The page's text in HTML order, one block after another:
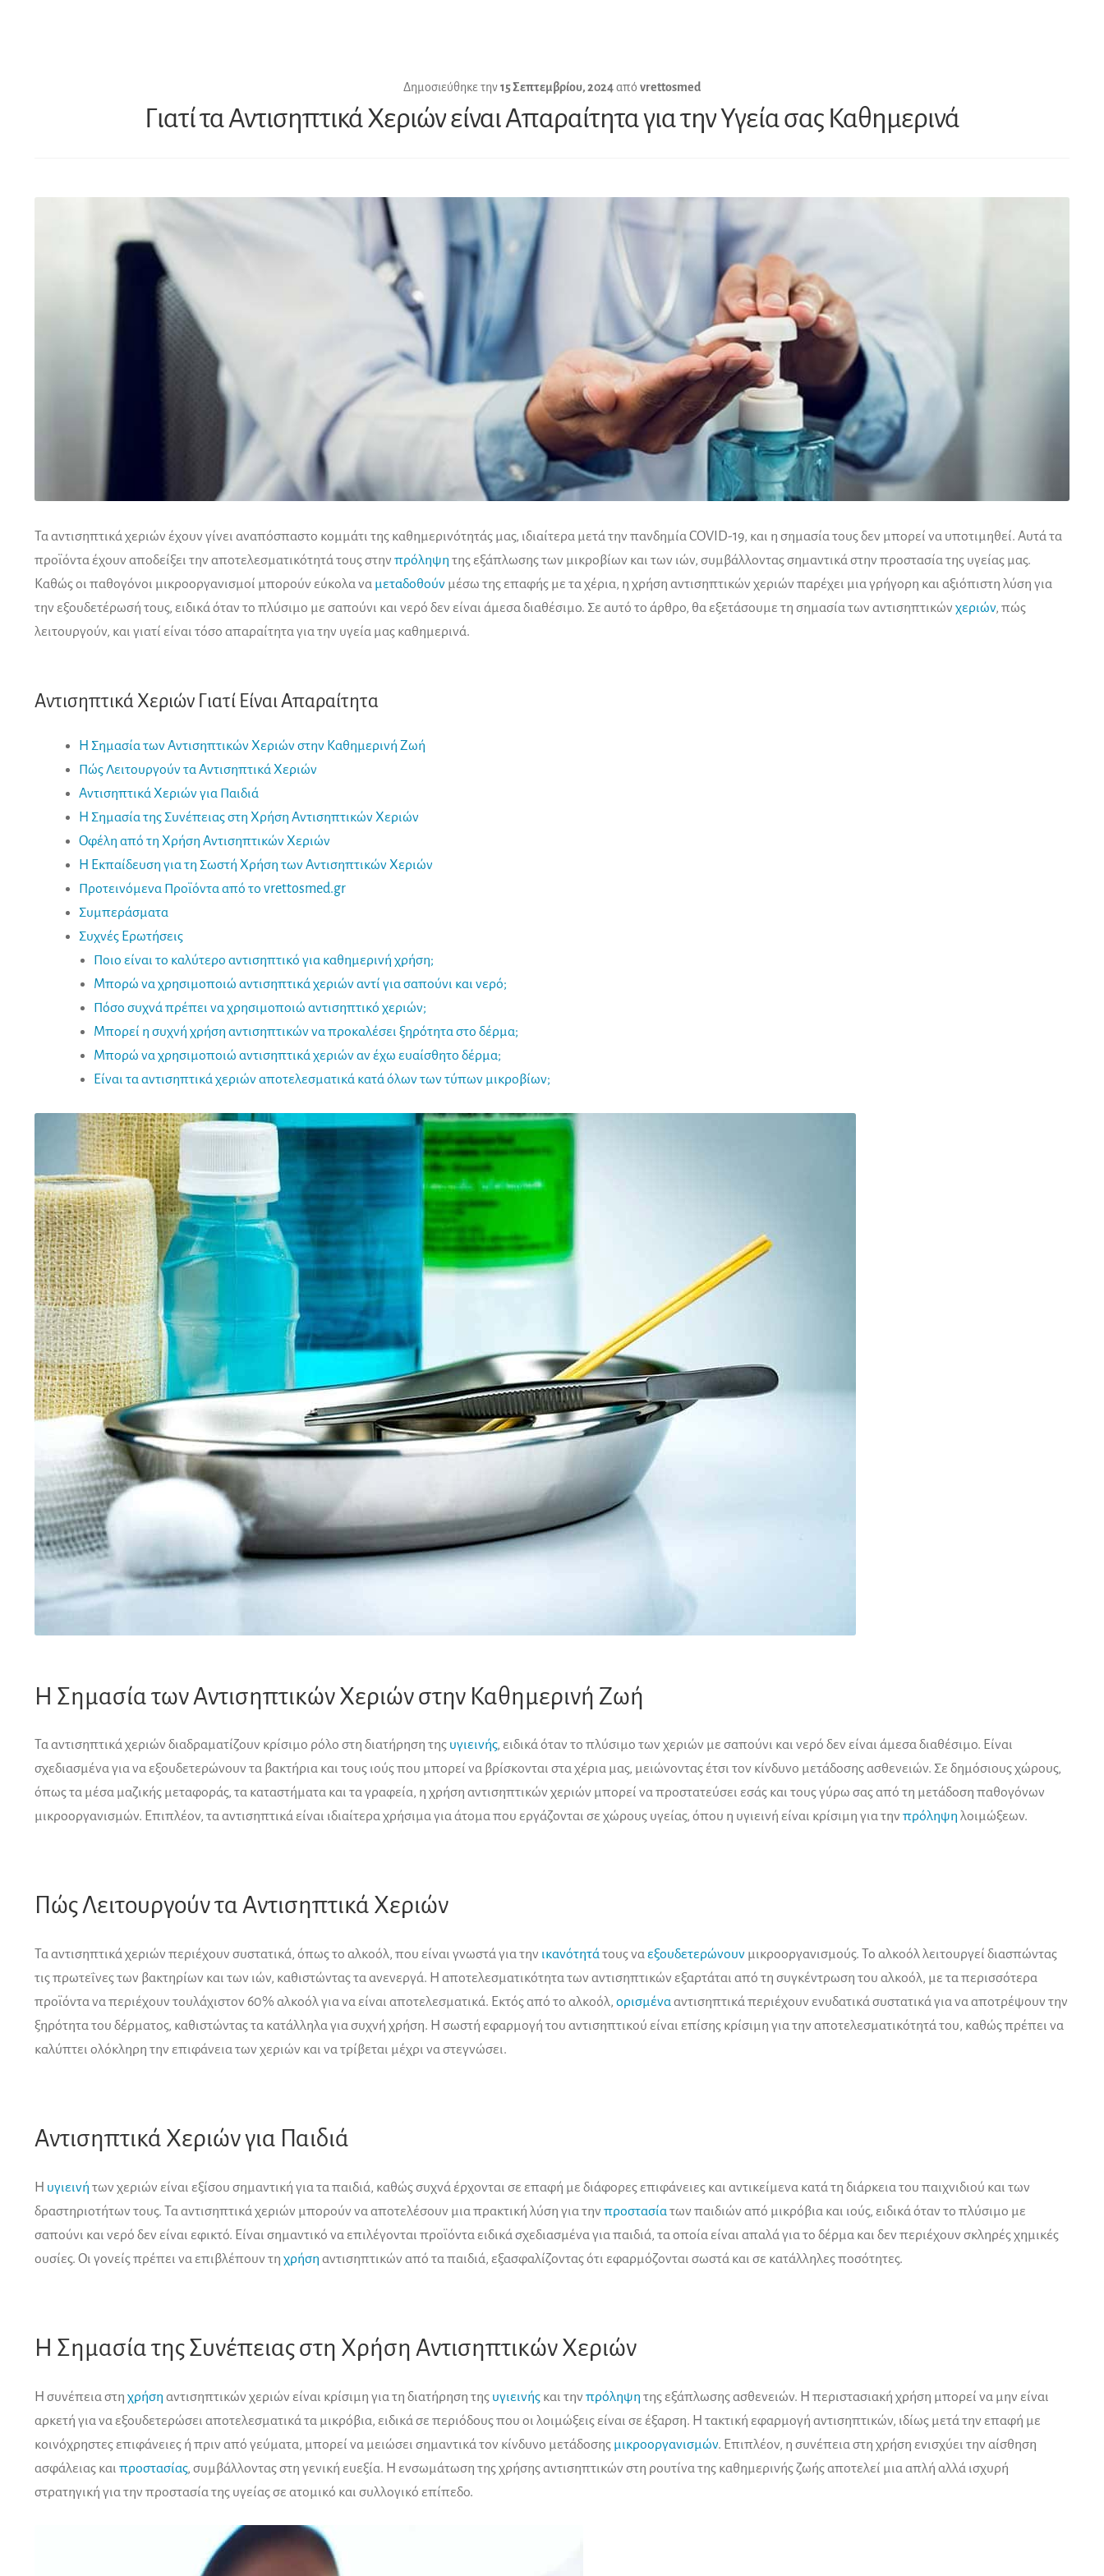
Δημοσιεύθηκε την15 Σεπτεμβρίου, 2024από vrettosmed
Γιατί τα Αντισηπτικά Χεριών είναι Απαραίτητα για την Υγεία σας Καθημερινά
Τα αντισηπτικά χεριών έχουν γίνει αναπόσπαστο κομμάτι της καθημερινότητάς μας, ιδιαίτερα μετά την πανδημία COVID-19, και η σημασία τους δεν μπορεί να υποτιμηθεί. Αυτά τα
προϊόντα έχουν αποδείξει την αποτελεσματικότητά τους στην πρόληψη της εξάπλωσης των μικροβίων και των ιών, συμβάλλοντας σημαντικά στην προστασία της υγείας μας.
Καθώς οι παθογόνοι μικροοργανισμοί μπορούν εύκολα να μεταδοθούν μέσω της επαφής με τα χέρια, η χρήση αντισηπτικών χεριών παρέχει μια γρήγορη και αξιόπιστη λύση για
την εξουδετέρωσή τους, ειδικά όταν το πλύσιμο με σαπούνι και νερό δεν είναι άμεσα διαθέσιμο. Σε αυτό το άρθρο, θα εξετάσουμε τη σημασία των αντισηπτικών χεριών, πώς
λειτουργούν, και γιατί είναι τόσο απαραίτητα για την υγεία μας καθημερινά.
Αντισηπτικά Χεριών Γιατί Είναι Απαραίτητα
Η Σημασία των Αντισηπτικών Χεριών στην Καθημερινή Ζωή
Πώς Λειτουργούν τα Αντισηπτικά Χεριών
Αντισηπτικά Χεριών για Παιδιά
Η Σημασία της Συνέπειας στη Χρήση Αντισηπτικών Χεριών
Οφέλη από τη Χρήση Αντισηπτικών Χεριών
Η Εκπαίδευση για τη Σωστή Χρήση των Αντισηπτικών Χεριών
Προτεινόμενα Προϊόντα από το vrettosmed.gr
Συμπεράσματα
Συχνές Ερωτήσεις
Ποιο είναι το καλύτερο αντισηπτικό για καθημερινή χρήση;
Μπορώ να χρησιμοποιώ αντισηπτικά χεριών αντί για σαπούνι και νερό;
Πόσο συχνά πρέπει να χρησιμοποιώ αντισηπτικό χεριών;
Μπορεί η συχνή χρήση αντισηπτικών να προκαλέσει ξηρότητα στο δέρμα;
Μπορώ να χρησιμοποιώ αντισηπτικά χεριών αν έχω ευαίσθητο δέρμα;
Είναι τα αντισηπτικά χεριών αποτελεσματικά κατά όλων των τύπων μικροβίων;
Η Σημασία των Αντισηπτικών Χεριών στην Καθημερινή Ζωή
Τα αντισηπτικά χεριών διαδραματίζουν κρίσιμο ρόλο στη διατήρηση της υγιεινής, ειδικά όταν το πλύσιμο των χεριών με σαπούνι και νερό δεν είναι άμεσα διαθέσιμο. Είναι
σχεδιασμένα για να εξουδετερώνουν τα βακτήρια και τους ιούς που μπορεί να βρίσκονται στα χέρια μας, μειώνοντας έτσι τον κίνδυνο μετάδοσης ασθενειών. Σε δημόσιους χώρους,
όπως τα μέσα μαζικής μεταφοράς, τα καταστήματα και τα γραφεία, η χρήση αντισηπτικών χεριών μπορεί να προστατεύσει εσάς και τους γύρω σας από τη μετάδοση παθογόνων
μικροοργανισμών. Επιπλέον, τα αντισηπτικά είναι ιδιαίτερα χρήσιμα για άτομα που εργάζονται σε χώρους υγείας, όπου η υγιεινή είναι κρίσιμη για την πρόληψη λοιμώξεων.
Πώς Λειτουργούν τα Αντισηπτικά Χεριών
Τα αντισηπτικά χεριών περιέχουν συστατικά, όπως το αλκοόλ, που είναι γνωστά για την ικανότητάτους ναεξουδετερώνουν μικροοργανισμούς. Το αλκοόλ λειτουργεί διασπώντας
τις πρωτεΐνες των βακτηρίων και των ιών, καθιστώντας τα ανενεργά. Η αποτελεσματικότητα των αντισηπτικών εξαρτάται από τη συγκέντρωση του αλκοόλ, με τα περισσότερα
προϊόντα να περιέχουν τουλάχιστον 60% αλκοόλ για να είναι αποτελεσματικά. Εκτός από το αλκοόλ, ορισμένααντισηπτικά περιέχουν ενυδατικά συστατικά για να αποτρέψουν την
ξηρότητα του δέρματος, καθιστώντας τα κατάλληλα για συχνή χρήση. Η σωστή εφαρμογή του αντισηπτικού είναι επίσης κρίσιμη για την αποτελεσματικότητά του, καθώς πρέπει να
καλύπτει ολόκληρη την επιφάνεια των χεριών και να τρίβεται μέχρι να στεγνώσει.
Αντισηπτικά Χεριών για Παιδιά
Η υγιεινή των χεριών είναι εξίσου σημαντική για τα παιδιά, καθώς συχνά έρχονται σε επαφή με διάφορες επιφάνειες και αντικείμενα κατά τη διάρκεια του παιχνιδιού και των
δραστηριοτήτων τους. Τα αντισηπτικά χεριών μπορούν να αποτελέσουν μια πρακτική λύση για την προστασίατων παιδιών από μικρόβια και ιούς, ειδικά όταν το πλύσιμο με
σαπούνι και νερό δεν είναι εφικτό. Είναι σημαντικό να επιλέγονται προϊόντα ειδικά σχεδιασμένα για παιδιά, τα οποία είναι απαλά για το δέρμα και δεν περιέχουν σκληρές χημικές
ουσίες. Οι γονείς πρέπει να επιβλέπουν τη χρήση αντισηπτικών από τα παιδιά, εξασφαλίζοντας ότι εφαρμόζονται σωστά και σε κατάλληλες ποσότητες.
Η Σημασία της Συνέπειας στη Χρήση Αντισηπτικών Χεριών
Η συνέπεια στη χρήση αντισηπτικών χεριών είναι κρίσιμη για τη διατήρηση της υγιεινής και την πρόληψη της εξάπλωσης ασθενειών. Η περιστασιακή χρήση μπορεί να μην είναι
αρκετή για να εξουδετερώσει αποτελεσματικά τα μικρόβια, ειδικά σε περιόδους που οι λοιμώξεις είναι σε έξαρση. Η τακτική εφαρμογή αντισηπτικών, ιδίως μετά την επαφή με
κοινόχρηστες επιφάνειες ή πριν από γεύματα, μπορεί να μειώσει σημαντικά τον κίνδυνο μετάδοσης μικροοργανισμών. Επιπλέον, η συνέπεια στη χρήση ενισχύει την αίσθηση
ασφάλειας και προστασίας, συμβάλλοντας στη γενική ευεξία. Η ενσωμάτωση της χρήσης αντισηπτικών στη ρουτίνα της καθημερινής ζωής αποτελεί μια απλή αλλά ισχυρή
στρατηγική για την προστασία της υγείας σε ατομικό και συλλογικό επίπεδο.